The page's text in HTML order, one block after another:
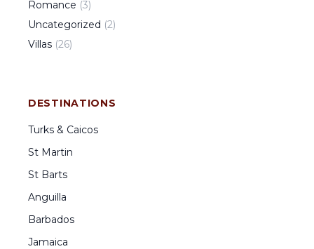
Romance (3)
Uncategorized (2)
Villas (26)
DESTINATIONS
Turks & Caicos
St Martin
St Barts
Anguilla
Barbados
Jamaica